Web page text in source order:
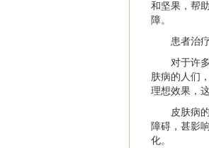
和坚果，帮
障。
患者治
对于许
肤病的人们
理想效果，
皮肤病
障碍，甚影
化。